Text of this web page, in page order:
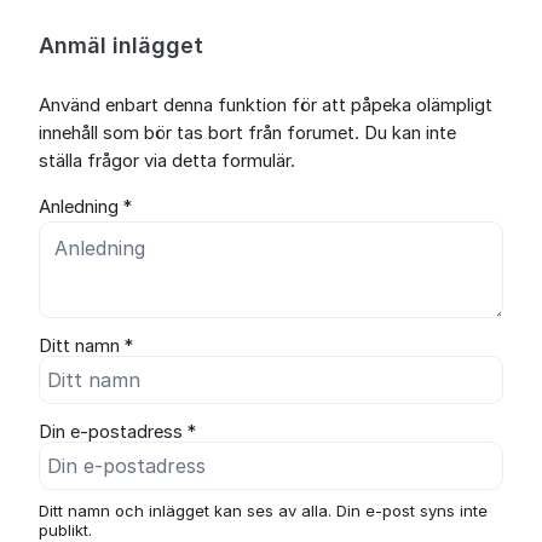
Anmäl inlägget
Använd enbart denna funktion för att påpeka olämpligt
innehåll som bör tas bort från forumet. Du kan inte
ställa frågor via detta formulär.
Anledning *
Ditt namn *
Din e-postadress *
Ditt namn och inlägget kan ses av alla. Din e-post syns inte
publikt.